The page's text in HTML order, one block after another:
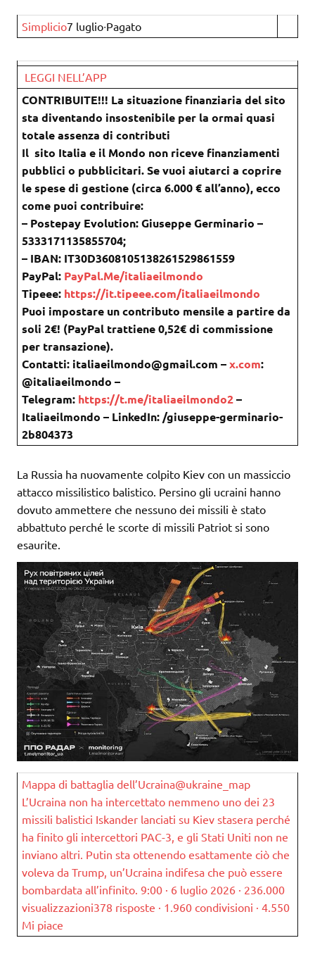
Simplicio7 luglio∙Pagato
LEGGI NELL’APP
CONTRIBUITE!!! La situazione finanziaria del sito
sta diventando insostenibile per la ormai quasi
totale assenza di contributi
Il sito Italia e il Mondo non riceve finanziamenti
pubblici o pubblicitari. Se vuoi aiutarci a coprire
le spese di gestione (circa 6.000 € all’anno), ecco
come puoi contribuire:
– Postepay Evolution: Giuseppe Germinario –
5333171135855704;
– IBAN: IT30D3608105138261529861559
PayPal: PayPal.Me/italiaeilmondo
Tipeee: https://it.tipeee.com/italiaeilmondo
Puoi impostare un contributo mensile a partire da
soli 2€! (PayPal trattiene 0,52€ di commissione
per transazione).
Contatti: italiaeilmondo@gmail.com –x.com:
@italiaeilmondo –
Telegram: https://t.me/italiaeilmondo2–
Italiaeilmondo – LinkedIn: /giuseppe-germinario-
2b804373
La Russia ha nuovamente colpito Kiev con un massiccio
attacco missilistico balistico. Persino gli ucraini hanno
dovuto ammettere che nessuno dei missili è stato
abbattuto perché le scorte di missili Patriot si sono
esaurite.
Mappa di battaglia dell’Ucraina@ukraine_map
L’Ucraina non ha intercettato nemmeno uno dei 23
missili balistici Iskander lanciati su Kiev stasera perché
ha finito gli intercettori PAC-3, e gli Stati Uniti non ne
inviano altri. Putin sta ottenendo esattamente ciò che
voleva da Trump, un’Ucraina indifesa che può essere
bombardata all’infinito. 9:00 · 6 luglio 2026 · 236.000
visualizzazioni378 risposte · 1.960 condivisioni · 4.550
Mi piace